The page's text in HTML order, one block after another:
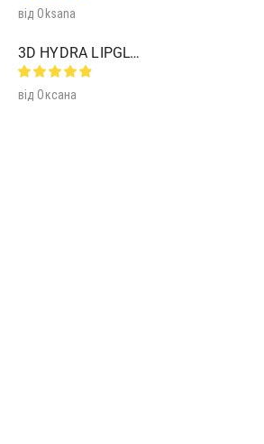
від Oksana
3D HYDRA LIPGLOSS 01 CLEAR
від Оксана